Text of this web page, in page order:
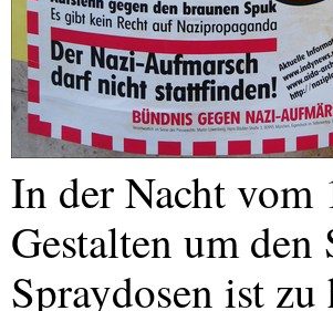
In der Nacht vom
Gestalten um
Spraydosen ist